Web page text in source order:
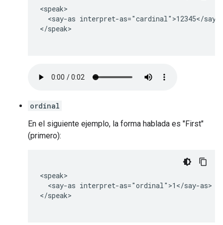
<speak>
<say-as interpret-as="cardinal">12345</say-
</speak>
ordinal
En el siguiente ejemplo, la forma hablada es "First"
(primero):
<speak>
  <say-as interpret-as="ordinal">1</say-as>
</speak>